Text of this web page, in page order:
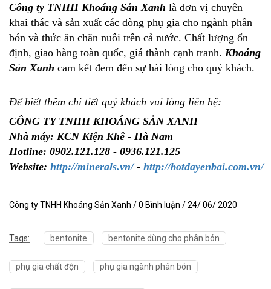
Công ty TNHH Khoáng Sản Xanh là đơn vị chuyên
khai thác và sản xuất các dòng phụ gia cho ngành phân
bón và thức ăn chăn nuôi trên cả nước. Chất lượng ổn
định, giao hàng toàn quốc, giá thành cạnh tranh. Khoáng
Sản Xanh cam kết đem đến sự hài lòng cho quý khách.
Để biết thêm chi tiết quý khách vui lòng liên hệ:
CÔNG TY TNHH KHOÁNG SẢN XANH
Nhà máy: KCN Kiện Khê - Hà Nam
Hotline: 0902.121.128 - 0936.121.125
Website: http://minerals.vn/- http://botdayenbai.com.vn/
Công ty TNHH Khoáng Sản Xanh / 0 Bình luận / 24/ 06/ 2020
Tags: bentonite bentonite dùng cho phân bón
phụ gia chất độn phụ gia ngành phân bón